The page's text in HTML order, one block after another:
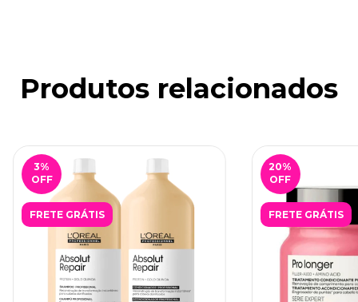
Produtos relacionados
3%
OFF
FRETE GRÁTIS
20%
OFF
FRETE GRÁTIS